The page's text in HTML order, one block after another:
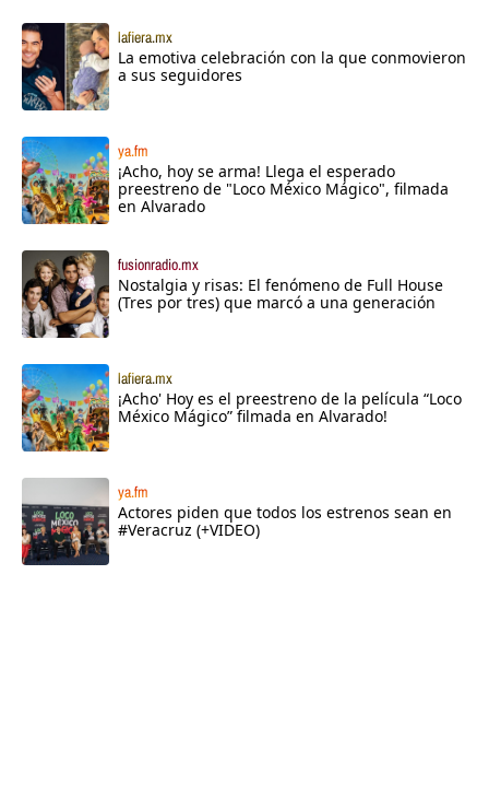
lafiera.mx
La emotiva celebración con la que conmovieron
a sus seguidores
ya.fm
¡Acho, hoy se arma! Llega el esperado
preestreno de "Loco México Mágico", filmada
en Alvarado
fusionradio.mx
Nostalgia y risas: El fenómeno de Full House
(Tres por tres) que marcó a una generación
lafiera.mx
¡Acho' Hoy es el preestreno de la película “Loco
México Mágico” filmada en Alvarado!
ya.fm
Actores piden que todos los estrenos sean en
#Veracruz (+VIDEO)